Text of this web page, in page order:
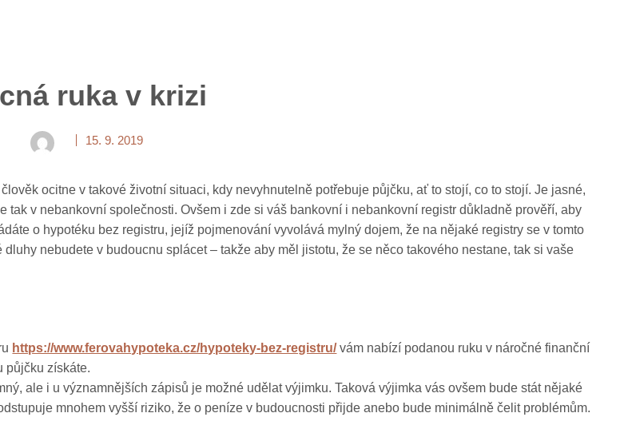
ruka v krizi
15. 9. 2019
ocitne v takové životní situaci, kdy nevyhnutelně potřebuje půjčku, ať to stojí, co to stojí. Je jasné,
v nebankovní společnosti. Ovšem i zde si váš bankovní i nebankovní registr důkladně prověří, aby
o hypotéku bez registru, jejíž pojmenování vyvolává mylný dojem, že na nějaké registry se v tomto
nebudete v budoucnu splácet – takže aby měl jistotu, že se něco takového nestane, tak si vaše
https://www.ferovahypoteka.cz/hypoteky-bez-registru/vám nabízí podanou ruku v náročné finanční
půjčku získáte.
ale i u významnějších zápisů je možné udělat výjimku. Taková výjimka vás ovšem bude stát nějaké
mnohem vyšší riziko, že o peníze v budoucnosti přijde anebo bude minimálně čelit problémům.